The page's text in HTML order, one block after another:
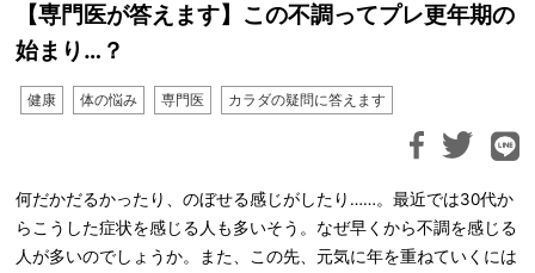
【専門医が答えます】この不調ってプレ更年期の
始まり…？
健康 体の悩み 専門医 カラダの疑問に答えます
何だかだるかったり、のぼせる感じがしたり……。最近では30代か
らこうした症状を感じる人も多いそう。なぜ早くから不調を感じる
人が多いのでしょうか。また、この先、元気に年を重ねていくには